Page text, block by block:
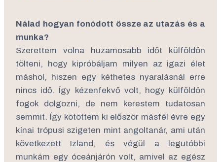
Nálad hogyan fonódott össze az utazás és a
munka?
Szerettem volna huzamosabb időt külföldön
tölteni, hogy kipróbáljam milyen az igazi élet
máshol, hiszen egy kéthetes nyaralásnál erre
nincs idő. Így kézenfekvő volt, hogy külföldön
fogok dolgozni, de nem kerestem tudatosan
semmit. Így kötöttem ki először másfél évre egy
kínai trópusi szigeten mint angoltanár, ami után
következett Izland, és végül a legutóbbi
munkám egy óceánjárón volt, amivel az egész